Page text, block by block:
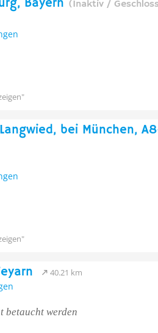
Bayern (Inaktiv /
bei München,
40.21 km
betaucht werden